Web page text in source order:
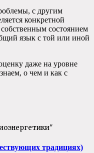
с другим
конкретной
состоянием
язык с той или иной
даже на уровне
о чем и как с
традициях)